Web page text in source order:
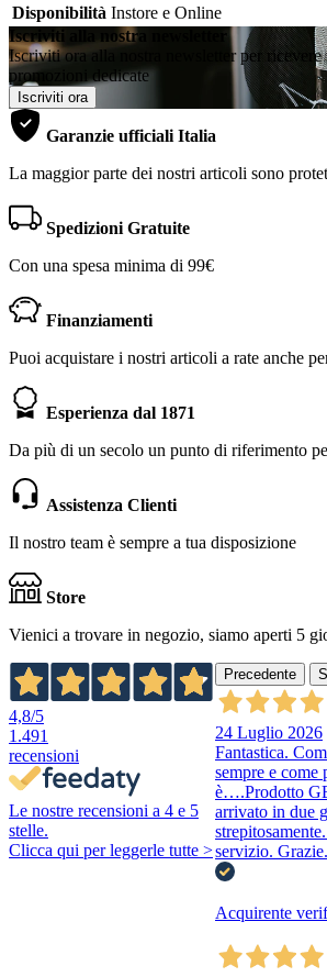
Disponibilità Instore e Online
Iscriviti alla nostra newsletter
Iscriviti ora alla nostra newsletter per ricevere
promozioni dedicate
Iscriviti ora
Garanzie ufficiali Italia
La maggior parte dei nostri articoli sono
Spedizioni Gratuite
Con una spesa minima di 99€
Finanziamenti
Puoi acquistare i nostri articoli a rate anche
Esperienza dal 1871
Da più di un secolo un punto di riferimento
Assistenza Clienti
Il nostro team è sempre a tua disposizione
Store
Vienici a trovare in negozio, siamo aperti 5
4,8/5
1.491
recensioni
Le nostre recensioni a 4 e 5
stelle.
Clicca qui per leggerle tutte >
Precedente
24 Luglio 2026
Fantastica.
sempre e come
è….Prodotto
arrivato in due
servizio. Grazie.
Acquirente